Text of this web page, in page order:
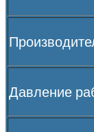
Давление